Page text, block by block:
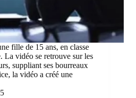
fille de 15 ans, en classe
La vidéo se retrouve sur les
suppliant ses bourreaux
la vidéo a créé une